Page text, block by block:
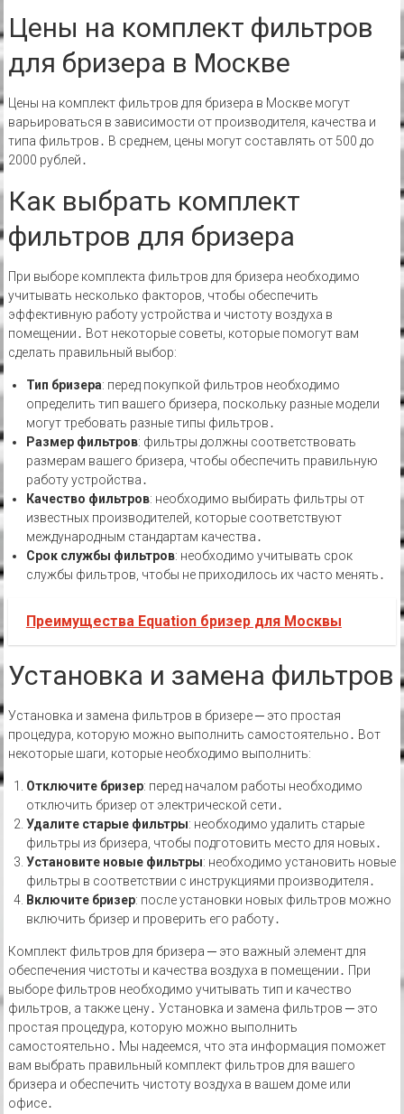
Цены на комплект фильтров
для бризера в Москве
Цены на комплект фильтров для бризера в Москве могут
варьироваться в зависимости от производителя, качества и
типа фильтров․ В среднем, цены могут составлять от 500 до
2000 рублей․
Как выбрать комплект
фильтров для бризера
При выборе комплекта фильтров для бризера необходимо
учитывать несколько факторов, чтобы обеспечить
эффективную работу устройства и чистоту воздуха в
помещении․ Вот некоторые советы, которые помогут вам
сделать правильный выбор:
Тип бризера: перед покупкой фильтров необходимо
определить тип вашего бризера, поскольку разные модели
могут требовать разные типы фильтров․
Размер фильтров: фильтры должны соответствовать
размерам вашего бризера, чтобы обеспечить правильную
работу устройства․
Качество фильтров: необходимо выбирать фильтры от
известных производителей, которые соответствуют
международным стандартам качества․
Срок службы фильтров: необходимо учитывать срок
службы фильтров, чтобы не приходилось их часто менять․
Преимущества Equation бризер для Москвы
Установка и замена фильтров
Установка и замена фильтров в бризере ─ это простая
процедура, которую можно выполнить самостоятельно․ Вот
некоторые шаги, которые необходимо выполнить:
Отключите бризер: перед началом работы необходимо
отключить бризер от электрической сети․
Удалите старые фильтры: необходимо удалить старые
фильтры из бризера, чтобы подготовить место для новых․
Установите новые фильтры: необходимо установить новые
фильтры в соответствии с инструкциями производителя․
Включите бризер: после установки новых фильтров можно
включить бризер и проверить его работу․
Комплект фильтров для бризера ─ это важный элемент для
обеспечения чистоты и качества воздуха в помещении․ При
выборе фильтров необходимо учитывать тип и качество
фильтров, а также цену․ Установка и замена фильтров ─ это
простая процедура, которую можно выполнить
самостоятельно․ Мы надеемся, что эта информация поможет
вам выбрать правильный комплект фильтров для вашего
бризера и обеспечить чистоту воздуха в вашем доме или
офисе․